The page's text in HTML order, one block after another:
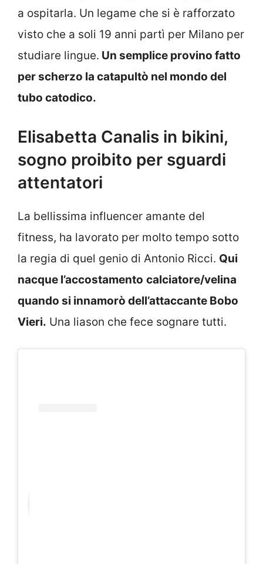
a ospitarla. Un legame che si è rafforzato
visto che a soli 19 anni partì per Milano per
studiare lingue. Un semplice provino fatto
per scherzo la catapultò nel mondo del
tubo catodico.
Elisabetta Canalis in bikini,
sogno proibito per sguardi
attentatori
La bellissima influencer amante del
fitness, ha lavorato per molto tempo sotto
la regia di quel genio di Antonio Ricci. Qui
nacque l’accostamento calciatore/velina
quando si innamorò dell’attaccante Bobo
Vieri. Una liason che fece sognare tutti.